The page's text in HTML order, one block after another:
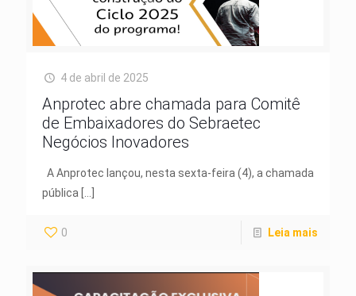
4 de abril de 2025
Anprotec abre chamada para Comitê
de Embaixadores do Sebraetec
Negócios Inovadores
A Anprotec lançou, nesta sexta-feira (4), a chamada
pública
0 Leia mais